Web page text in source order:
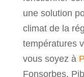
une solution
climat de la
températures
vous soyez à
Fonsorbes,